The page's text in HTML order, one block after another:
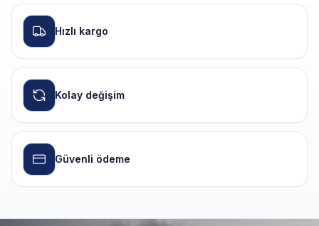
Hızlı kargo
Kolay değişim
Güvenli ödeme